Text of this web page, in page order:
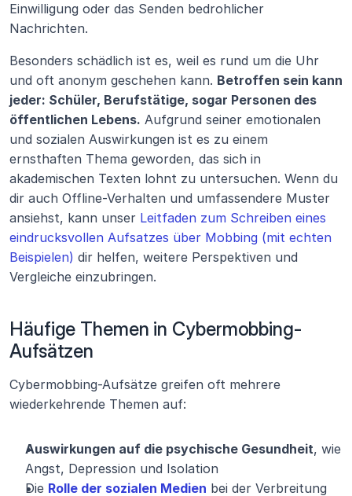
Einwilligung oder das Senden bedrohlicher
Nachrichten.
Besonders schädlich ist es, weil es rund um die Uhr
und oft anonym geschehen kann. Betroffen sein kann
jeder: Schüler, Berufstätige, sogar Personen des
öffentlichen Lebens. Aufgrund seiner emotionalen
und sozialen Auswirkungen ist es zu einem
ernsthaften Thema geworden, das sich in
akademischen Texten lohnt zu untersuchen. Wenn du
dir auch Offline-Verhalten und umfassendere Muster
ansiehst, kann unser Leitfaden zum Schreiben eines
eindrucksvollen Aufsatzes über Mobbing (mit echten
Beispielen) dir helfen, weitere Perspektiven und
Vergleiche einzubringen.
Häufige Themen in Cybermobbing-
Aufsätzen
Cybermobbing-Aufsätze greifen oft mehrere
wiederkehrende Themen auf:
Auswirkungen auf die psychische Gesundheit, wie
Angst, Depression und Isolation
Die Rolle der sozialen Medien bei der Verbreitung